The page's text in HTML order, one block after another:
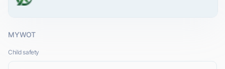
MYWOT
Child safety